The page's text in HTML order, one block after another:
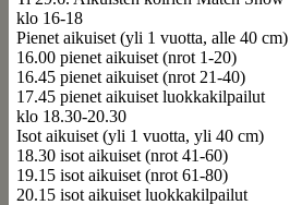
klo 16-18
Pienet aikuiset (yli 1 vuotta, alle 40 cm)
16.00 pienet aikuiset (nrot 1-20)
16.45 pienet aikuiset (nrot 21-40)
17.45 pienet aikuiset luokkakilpailut
klo 18.30-20.30
Isot aikuiset (yli 1 vuotta, yli 40 cm)
18.30 isot aikuiset (nrot 41-60)
19.15 isot aikuiset (nrot 61-80)
20.15 isot aikuiset luokkakilpailut